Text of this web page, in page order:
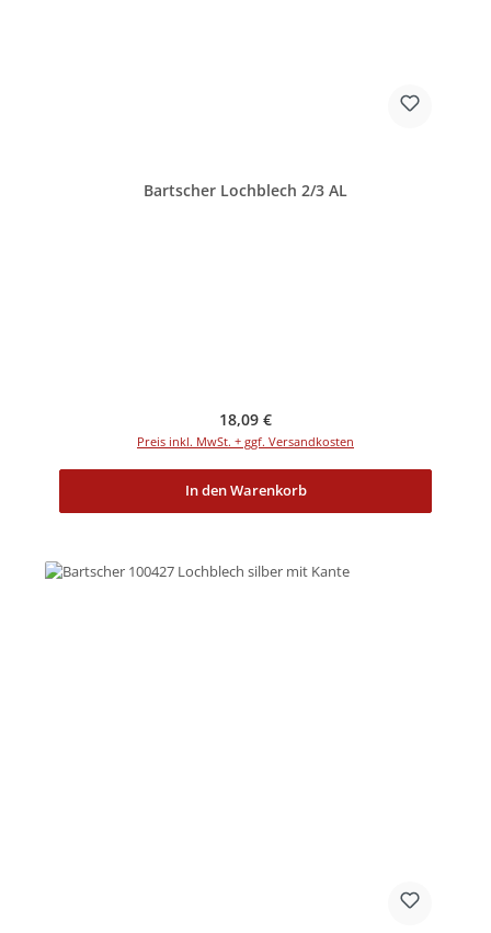
Bartscher Lochblech 2/3 AL
Regulärer Preis:
18,09 €
Preis inkl. MwSt. + ggf. Versandkosten
In den Warenkorb